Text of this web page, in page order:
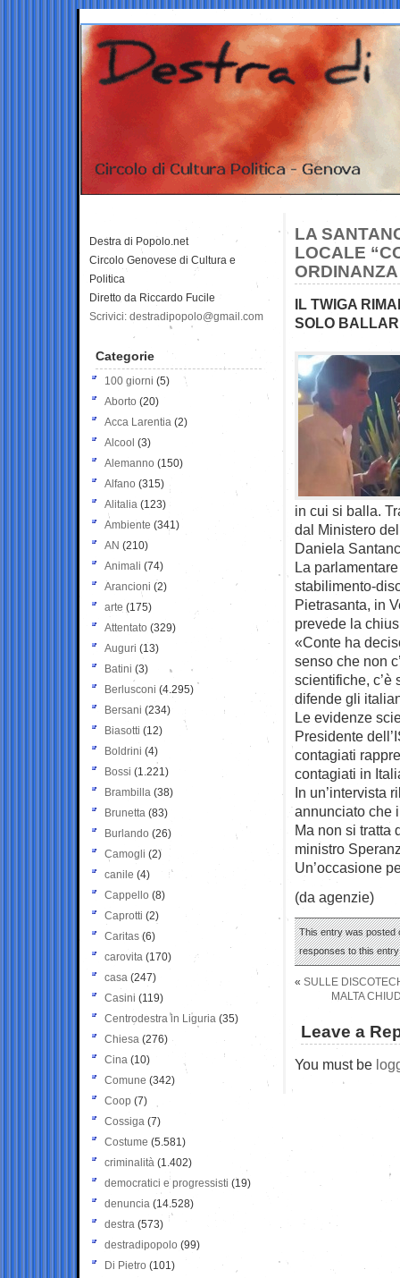
LA
LOCALE
IL TWIGA
SOLO
in cui si balla.
dal Ministero
Daniela
La
stabilimento-
Pietrasanta, in
prevede la
«Conte ha
senso che non
scientifiche, c’è
difende gli
Le evidenze
Presidente
contagiati
contagiati in
In un’intervista
annunciato che
Ma non si tratta
ministro
Un’occasione
(da agenzie)
This entry was posted
responses to this
« SULLE
MALTA
Leave a
You must be
Destra di Popolo.net
Circolo Genovese di Cultura e
Politica
Diretto da Riccardo Fucile
Scrivici: destradipopolo@gmail.com
Categorie
100 giorni (5)
Aborto (20)
Acca Larentia (2)
Alcool (3)
Alemanno (150)
Alfano (315)
Alitalia (123)
Ambiente (341)
AN (210)
Animali (74)
Arancioni (2)
arte (175)
Attentato (329)
Auguri (13)
Batini (3)
Berlusconi (4.295)
Bersani (234)
Biasotti (12)
Boldrini (4)
Bossi (1.221)
Brambilla (38)
Brunetta (83)
Burlando (26)
Camogli (2)
canile (4)
Cappello (8)
Caprotti (2)
Caritas (6)
carovita (170)
casa (247)
Casini (119)
Centrodestra in Liguria (35)
Chiesa (276)
Cina (10)
Comune (342)
Coop (7)
Cossiga (7)
Costume (5.581)
criminalità (1.402)
democratici e progressisti (19)
denuncia (14.528)
destra (573)
destradipopolo (99)
Di Pietro (101)